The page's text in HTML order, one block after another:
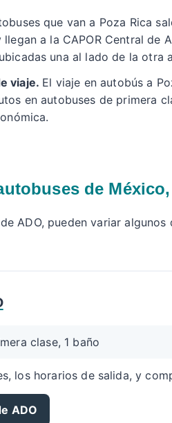
que van a Poza Rica
llegan a la CAPOR Central de
una al lado de la otra
viaje. El viaje en autobús a
en autobuses de primera
de
ADO, pueden variar algunos
clase, 1 baño
los horarios de salida, y
ADO